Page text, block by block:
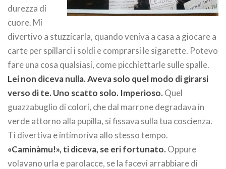
durezza di
cuore. Mi
divertivo a stuzzicarla, quando veniva a casa a giocare a
carte per spillarci i soldi e comprarsi le sigarette. Potevo
fare una cosa qualsiasi, come picchiettarle sulle spalle.
Lei non diceva nulla. Aveva solo quel modo di girarsi
verso di te. Uno scatto solo. Imperioso.Quel
guazzabuglio di colori, che dal marrone degradava in
verde attorno alla pupilla, si fissava sulla tua coscienza.
Ti divertiva e intimoriva allo stesso tempo.
«Caminàmu!», ti diceva, se eri fortunato.Oppure
volavano urla e parolacce, se la facevi arrabbiare di